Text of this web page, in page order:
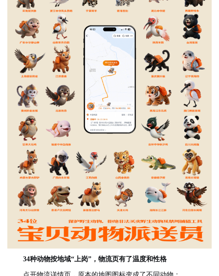
34种动物按地域“上岗”，物流页有了温度和性格